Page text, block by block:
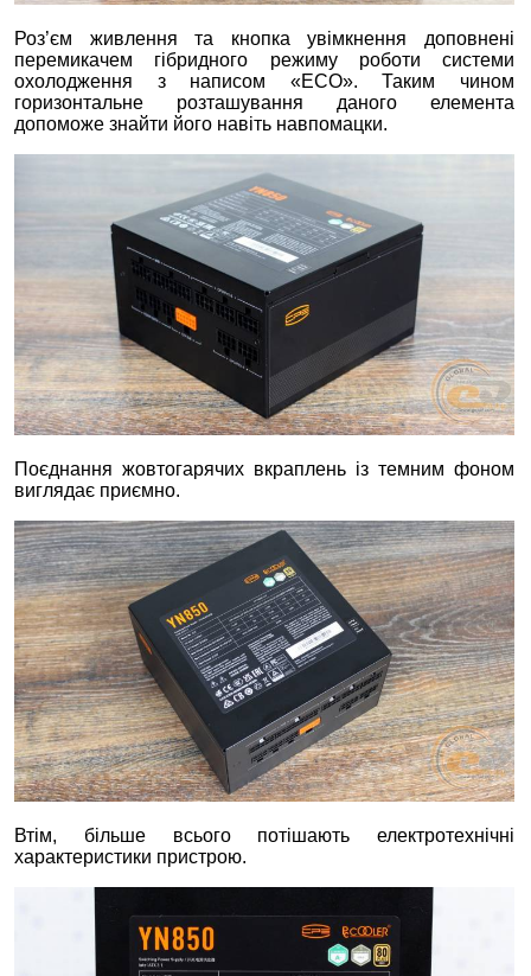
Роз’єм живлення та кнопка увімкнення доповнені
перемикачем гібридного режиму роботи системи
охолодження з написом «ECO». Таким чином
горизонтальне розташування даного елемента
допоможе знайти його навіть навпомацки.
Поєднання жовтогарячих вкраплень із темним фоном
виглядає приємно.
Втім, більше всього потішають електротехнічні
характеристики пристрою.